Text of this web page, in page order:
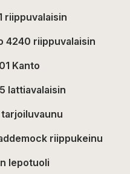
riippuvalaisin
4240 riippuvalaisin
Kanto
lattiavalaisin
riippukeinu
lepotuoli